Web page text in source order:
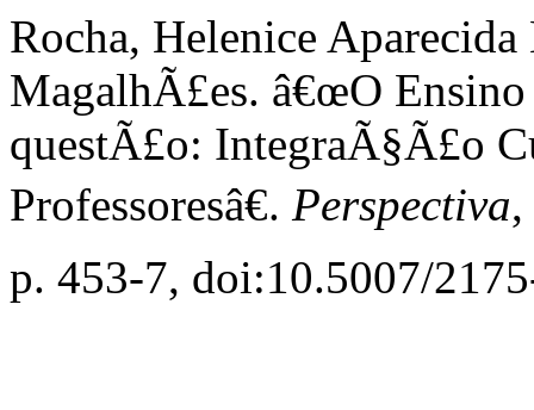
Rocha, Helenice
MagalhÃ£es. â€œO
questÃ£o: IntegraÃ§Ã£o
Professoresâ€. Perspectiva
p. 453-7, doi:10.5007/